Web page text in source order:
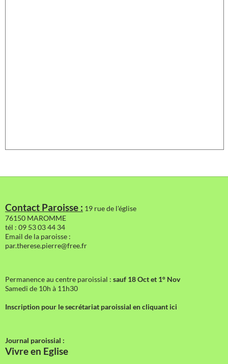
Contact Paroisse : 19 rue de l'église
76150 MAROMME
tél : 09 53 03 44 34
Email de la paroisse :
par.therese.pierre@free.fr
Permanence au centre paroissial : sauf 18 Oct et 1° Nov
Samedi de 10h à 11h30
Inscription pour le secrétariat paroissial en cliquant ici
Journal paroissial :
Vivre en Eglise